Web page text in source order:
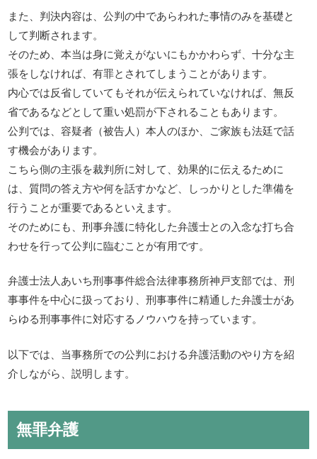
また、判決内容は、公判の中であらわれた事情のみを基礎と
して判断されます。
そのため、本当は身に覚えがないにもかかわらず、十分な主
張をしなければ、有罪とされてしまうことがあります。
内心では反省していてもそれが伝えられていなければ、無反
省であるなどとして重い処罰が下されることもあります。
公判では、容疑者（被告人）本人のほか、ご家族も法廷で話
す機会があります。
こちら側の主張を裁判所に対して、効果的に伝えるために
は、質問の答え方や何を話すかなど、しっかりとした準備を
行うことが重要であるといえます。
そのためにも、刑事弁護に特化した弁護士との入念な打ち合
わせを行って公判に臨むことが有用です。
弁護士法人あいち刑事事件総合法律事務所神戸支部では、刑
事事件を中心に扱っており、刑事事件に精通した弁護士があ
らゆる刑事事件に対応するノウハウを持っています。
以下では、当事務所での公判における弁護活動のやり方を紹
介しながら、説明します。
無罪弁護